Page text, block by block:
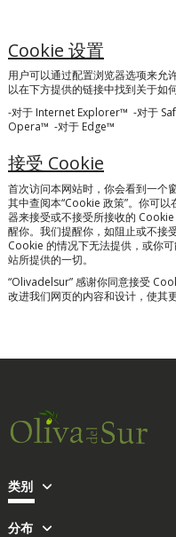
Cookie 设置
用户可以通过配置浏览器选项来允
以在下方提供的链接中找到关于如
-对于 Internet Explorer™ -对于
Opera™ -对于 Edge™
接受 Cookie
首次访问本网站时，你会看到一个
其中查阅本“Cookie 政策”。你可
器来接受或不接受所接收的
醒你。我们提醒你，如阻止或不接
Cookie 的情况下无法提供，或你
站所提供的一切。
“Olivadelsur”感谢你同意接受
改进我们网页的内容和设计，使其
类别
分布